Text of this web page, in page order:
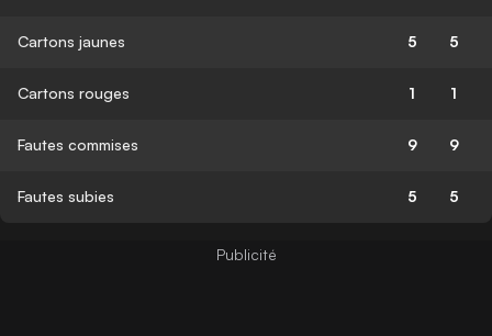
Cartons jaunes 5 5
Cartons rouges 1 1
Fautes commises 9 9
Fautes subies 5 5